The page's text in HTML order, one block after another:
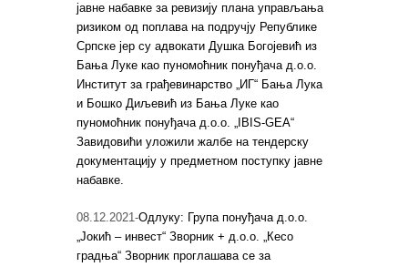
јавне набавке за ревизију плана управљања
ризиком од поплава на подручју Републике
Српске јер су адвокати Душка Богојевић из
Бања Луке као пуномоћник понуђача д.о.о.
Институт за грађевинарство „ИГ“ Бања Лука
и Бошко Диљевић из Бања Луке као
пуномоћник понуђача д.о.о. „IBIS-GEA“
Завидовићи уложили жалбе на тендерску
документацију у предметном поступку јавне
набавке.
08.12.2021-Одлуку: Група понуђача д.о.о.
„Јокић – инвест“ Зворник + д.о.о. „Кесо
градња“ Зворник проглашава се за